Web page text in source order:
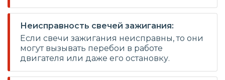
Неисправность свечей зажигания:
Если свечи зажигания неисправны, то они
могут вызывать перебои в работе
двигателя или даже его остановку.